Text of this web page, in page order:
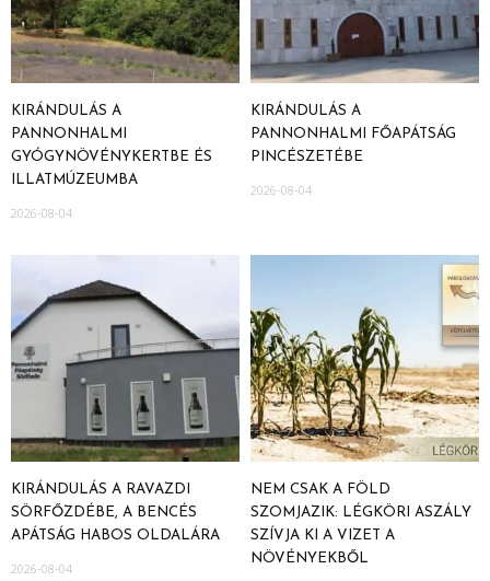
KIRÁNDULÁS A
PANNONHALMI
GYÓGYNÖVÉNYKERTBE ÉS
ILLATMÚZEUMBA
2026-08-04
KIRÁNDULÁS A
PANNONHALMI FŐAPÁTSÁG
PINCÉSZETÉBE
2026-08-04
KIRÁNDULÁS A RAVAZDI
SÖRFŐZDÉBE, A BENCÉS
APÁTSÁG HABOS OLDALÁRA
2026-08-04
NEM CSAK A FÖLD
SZOMJAZIK: LÉGKÖRI ASZÁLY
SZÍVJA KI A VIZET A
NÖVÉNYEKBŐL